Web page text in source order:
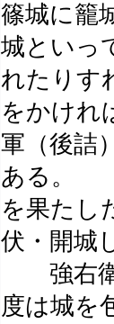
篠城に
城といっ
れたり
をかけ
軍（後詰
ある。
を果たし
伏・開城
強右衛
度は城を